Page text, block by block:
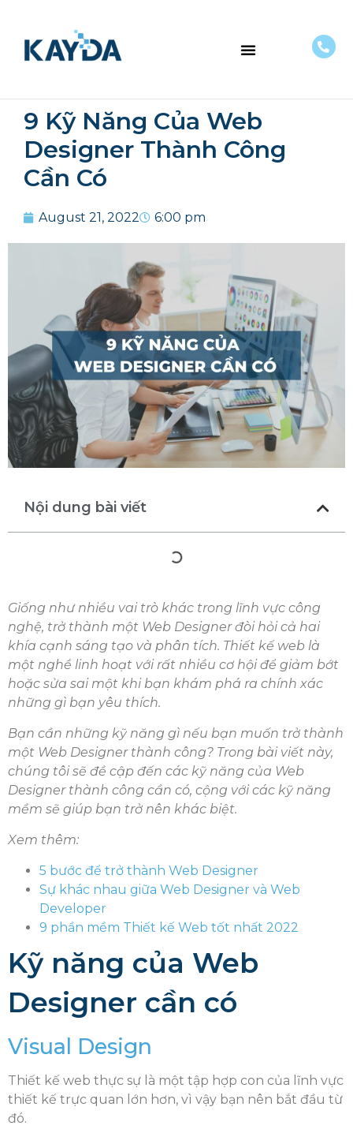
9 Kỹ Năng Của Web
Designer Thành Công
Cần Có
August 21, 2022 6:00 pm
Nội dung bài viết
Giống như nhiều vai trò khác trong lĩnh vực công
nghệ, trở thành một Web Designer đòi hỏi cả hai
khía cạnh sáng tạo và phân tích. Thiết kế web là
một nghề linh hoạt với rất nhiều cơ hội để giảm bớt
hoặc sửa sai một khi bạn khám phá ra chính xác
những gì bạn yêu thích.
Bạn cần những kỹ năng gì nếu bạn muốn trở thành
một Web Designer thành công? Trong bài viết này,
chúng tôi sẽ đề cập đến các kỹ năng của Web
Designer thành công cần có, cộng với các kỹ năng
mềm sẽ giúp bạn trở nên khác biệt.
Xem thêm:
5 bước để trở thành Web Designer
Sự khác nhau giữa Web Designer và Web
Developer
9 phần mềm Thiết kế Web tốt nhất 2022
Kỹ năng của Web
Designer cần có
Visual Design
Thiết kế web thực sự là một tập hợp con của lĩnh vực
thiết kế trực quan lớn hơn, vì vậy bạn nên bắt đầu từ
đó.